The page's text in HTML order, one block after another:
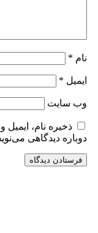
نام *
ایمیل *
وب‌ سایت
ذخیره نام،
دوباره دیدگاهی